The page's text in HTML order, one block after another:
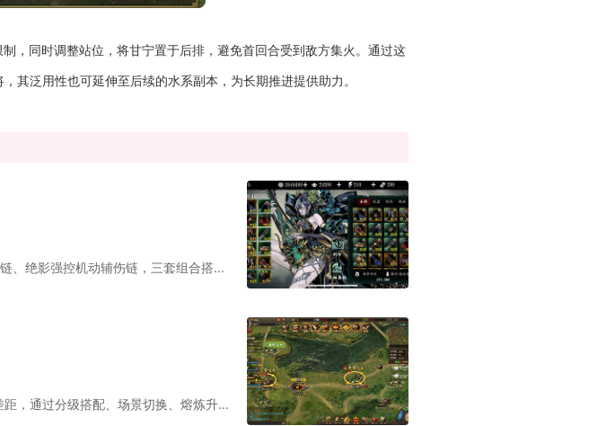
，同时调整站位，将甘宁置于后排，避免首回合受到敌方集火。通过这
其泛用性也可延伸至后续的水系副本，为长期推进提供助力。
、绝影强控机动辅伤链，三套组合搭...
，通过分级搭配、场景切换、熔炼升...